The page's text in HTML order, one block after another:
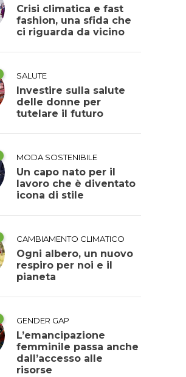
Crisi climatica e fast
fashion, una sfida che
ci riguarda da vicino
SALUTE
Investire sulla salute
delle donne per
tutelare il futuro
MODA SOSTENIBILE
Un capo nato per il
lavoro che è diventato
icona di stile
CAMBIAMENTO CLIMATICO
Ogni albero, un nuovo
respiro per noi e il
pianeta
GENDER GAP
L’emancipazione
femminile passa anche
dall’accesso alle
risorse